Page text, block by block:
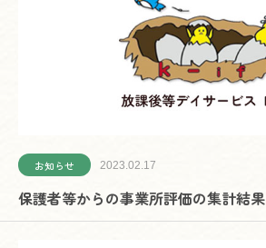
お知らせ 2023.02.17
保護者等からの事業所評価の集計結果